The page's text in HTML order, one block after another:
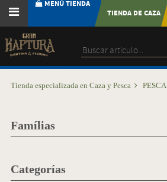
MENÚ TIENDA
TIENDA DE CAZA
Tienda especializada en Caza y Pesca PESCA
Famílias
Categorías